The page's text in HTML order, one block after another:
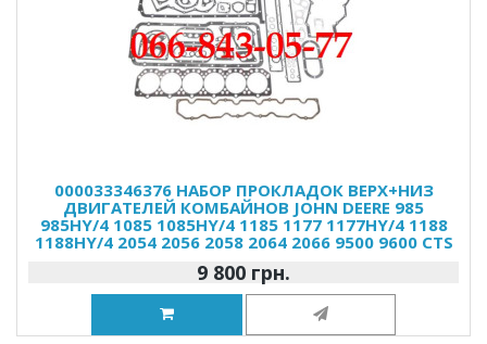
000033346376 НАБОР ПРОКЛАДОК ВЕРХ+НИЗ
ДВИГАТЕЛЕЙ КОМБАЙНОВ JOHN DEERE 985
985HY/4 1085 1085HY/4 1185 1177 1177HY/4 1188
1188HY/4 2054 2056 2058 2064 2066 9500 9600 CTS
9 800 грн.